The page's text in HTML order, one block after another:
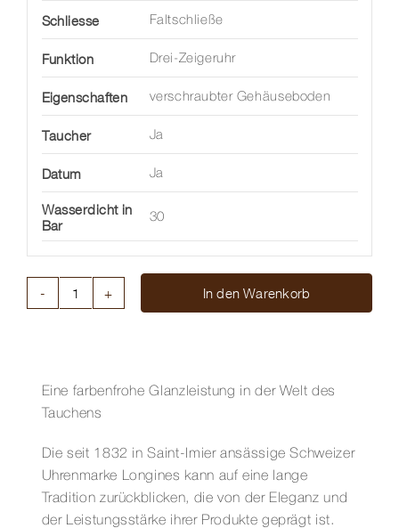
Schliesse Faltschließe
Funktion Drei-Zeigeruhr
Eigenschaften verschraubter Gehäuseboden
Taucher Ja
Datum Ja
Wasserdicht in
Bar
30
In den Warenkorb
Eine farbenfrohe Glanzleistung in der Welt des
Tauchens
Die seit 1832 in Saint-Imier ansässige Schweizer
Uhrenmarke Longines kann auf eine lange
Tradition zurückblicken, die von der Eleganz und
der Leistungsstärke ihrer Produkte geprägt ist.